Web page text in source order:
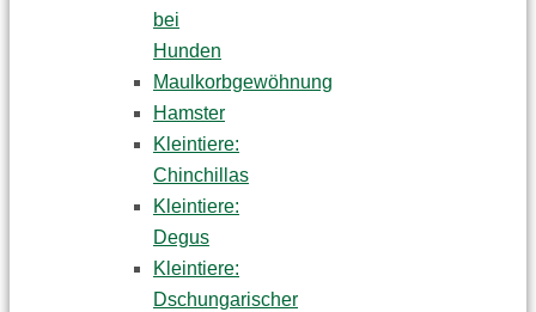
bei
Hunden
Maulkorbgewöhnung
Hamster
Kleintiere:
Chinchillas
Kleintiere:
Degus
Kleintiere:
Dschungarischer